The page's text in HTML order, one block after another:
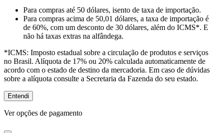
Para compras até 50 dólares, isento de taxa de importação.
Para compras acima de 50,01 dólares, a taxa de importação é
de 60%, com um desconto de 30 dólares, além do ICMS*. E
não há taxas extras na alfândega.
*ICMS: Imposto estadual sobre a circulação de produtos e serviços
no Brasil. Alíquota de 17% ou 20% calculada automaticamente de
acordo com o estado de destino da mercadoria. Em caso de dúvidas
sobre a alíquota consulte a Secretaria da Fazenda do seu estado.
Entendi
Ver opções de pagamento